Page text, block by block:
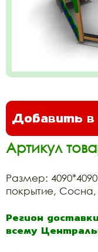
Добавить в
Артикул
Размер:
покрытие,
Регион
всему